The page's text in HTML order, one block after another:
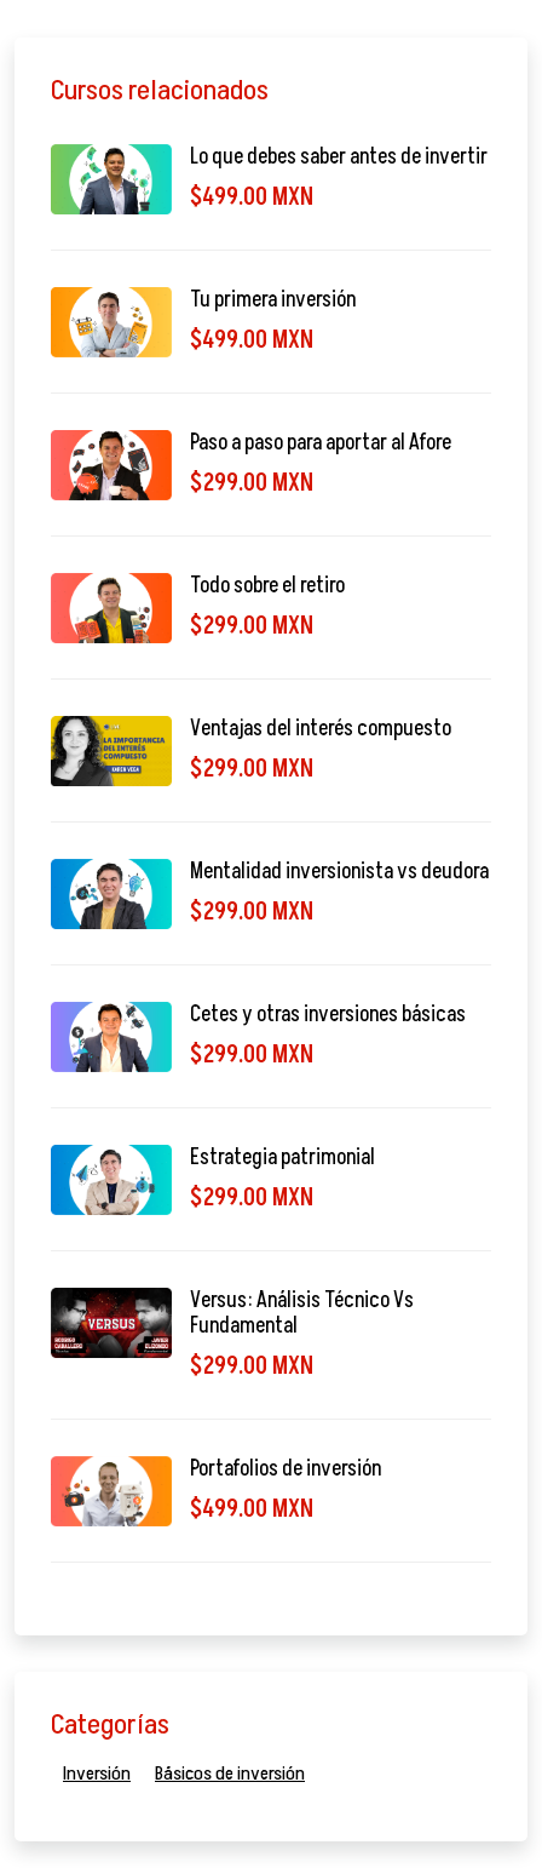
Cursos relacionados
Lo que debes saber antes de invertir
$499.00 MXN
Tu primera inversión
$499.00 MXN
Paso a paso para aportar al Afore
$299.00 MXN
Todo sobre el retiro
$299.00 MXN
Ventajas del interés compuesto
$299.00 MXN
Mentalidad inversionista vs deudora
$299.00 MXN
Cetes y otras inversiones básicas
$299.00 MXN
Estrategia patrimonial
$299.00 MXN
Versus: Análisis Técnico Vs
Fundamental
$299.00 MXN
Portafolios de inversión
$499.00 MXN
Categorías
Inversión Básicos de inversión